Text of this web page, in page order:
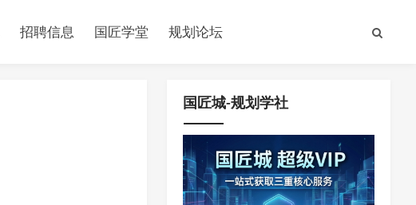
招聘信息 国匠学堂 规划论坛
国匠城-规划学社